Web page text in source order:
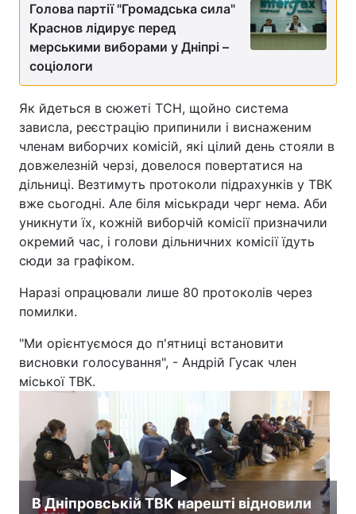
Зброя
Здоров'я
Екологія Регіони
Лонгріди
Відео з Youtube Статті
Інтерв'ю Думки
Контакти
Послуги
Голова партії "Громадська сила"
Краснов лідирує перед
мерськими виборами у Дніпрі –
соціологи
Як йдеться в сюжеті ТСН, щойно система
зависла, реєстрацію припинили і виснаженим
членам виборчих комісій, які цілий день стояли в
довжелезній черзі, довелося повертатися на
дільниці. Везтимуть протоколи підрахунків у ТВК
вже сьогодні. Але біля міськради черг нема. Аби
уникнути їх, кожній виборчій комісії призначили
окремий час, і голови дільничних комісії їдуть
сюди за графіком.
Наразі опрацювали лише 80 протоколів через
помилки.
"Ми орієнтуємося до п'ятниці встановити
висновки голосування", - Андрій Гусак член
міської ТВК.
В Дніпровській ТВК нарешті відновили